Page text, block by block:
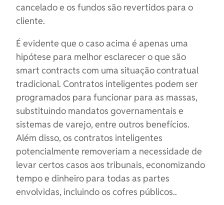
cancelado e os fundos são revertidos para o
cliente.
É evidente que o caso acima é apenas uma
hipótese para melhor esclarecer o que são
smart contracts com uma situação contratual
tradicional. Contratos inteligentes podem ser
programados para funcionar para as massas,
substituindo mandatos governamentais e
sistemas de varejo, entre outros benefícios.
Além disso, os contratos inteligentes
potencialmente removeriam a necessidade de
levar certos casos aos tribunais, economizando
tempo e dinheiro para todas as partes
envolvidas, incluindo os cofres públicos..